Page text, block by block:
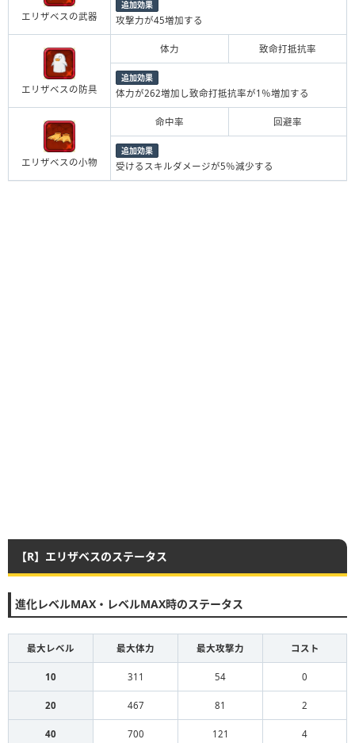
エリザベスの武器
追加効果
攻撃力が45増加する
エリザベスの防具
体力 致命打抵抗率
追加効果
体力が262増加し致命打抵抗率が1％増加する
エリザベスの小物
命中率 回避率
追加効果
受けるスキルダメージが5％減少する
【R】エリザベスのステータス
進化レベルMAX・レベルMAX時のステータス
最大レベル 最大体力 最大攻撃力 コスト
10 311 54 0
20 467 81 2
40 700 121 4